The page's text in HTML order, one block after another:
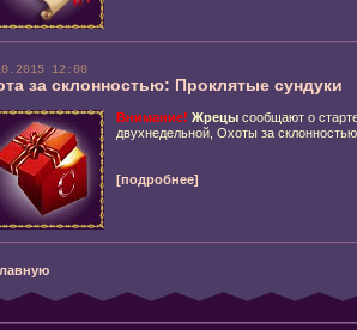
12:00
за склонностью: Проклятые сундуки
Внимание! Жрецы сообщают о
двухнедельной, Охоты за
[подробнее]